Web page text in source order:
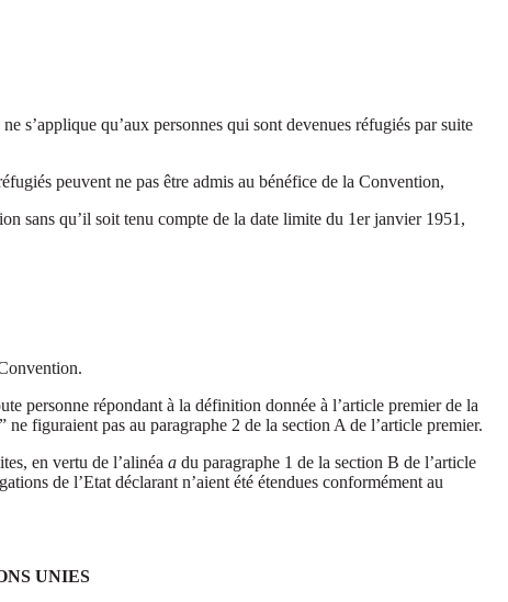
s’applique qu’aux personnes qui sont devenues réfugiés par suite
peuvent ne pas être admis au bénéfice de la Convention,
sans qu’il soit tenu compte de la date limite du 1er janvier 1951,
personne répondant à la définition donnée à l’article premier de la
figuraient pas au paragraphe 2 de la section A de l’article premier.
en vertu de l’alinéa a du paragraphe 1 de la section B de l’article
de l’Etat déclarant n’aient été étendues conformément au
UNIES